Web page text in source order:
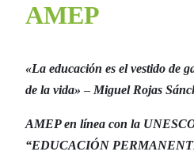
AMEP
«La educación es el vestido de
de la vida» – Miguel Rojas
AMEP en línea con la
“EDUCACIÓN